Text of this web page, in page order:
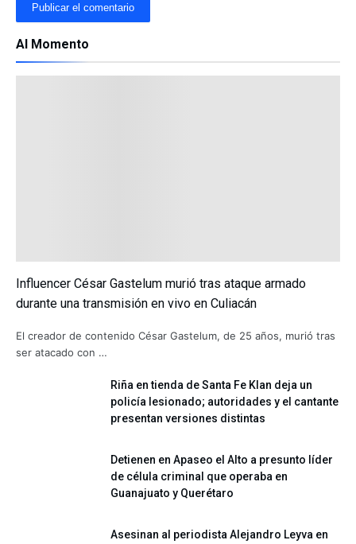
Al Momento
Influencer César Gastelum murió tras ataque armado
durante una transmisión en vivo en Culiacán
El creador de contenido César Gastelum, de 25 años, murió tras
ser atacado con …
Riña en tienda de Santa Fe Klan deja un
policía lesionado; autoridades y el cantante
presentan versiones distintas
Detienen en Apaseo el Alto a presunto líder
de célula criminal que operaba en
Guanajuato y Querétaro
Asesinan al periodista Alejandro Leyva en